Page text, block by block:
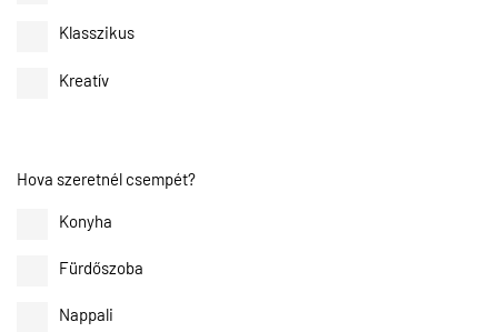
Klasszikus
Kreatív
Hova szeretnél csempét?
Konyha
Fürdőszoba
Nappali